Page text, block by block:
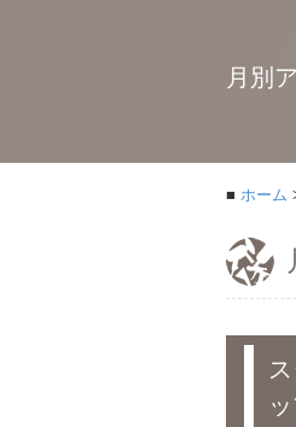
月別
ホーム